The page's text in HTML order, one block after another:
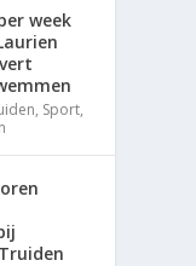
week
, Sport,